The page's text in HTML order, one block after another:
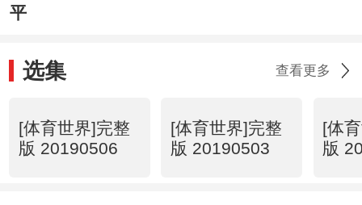
平
选集 查看更多
[体育世界]完整
版 20190506
[体育世界]完整
版 20190503
[体
版